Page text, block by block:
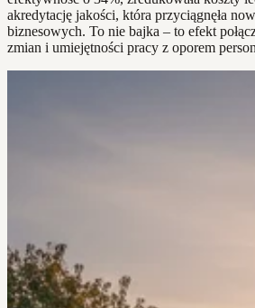
akredytację jakości, która przyciągnęła
biznesowych. To nie bajka – to efekt
zmian i umiejętności pracy z oporem